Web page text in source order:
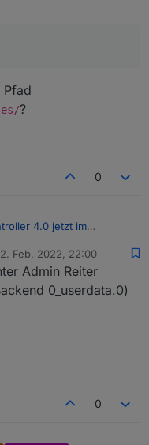
Pfad
?
0
4.0 jetzt im
ist und wenn nix
Verzeichnis nicht und
Feb. 2022, 22:00
von
Admin Reiter
0_userdata.0)
0